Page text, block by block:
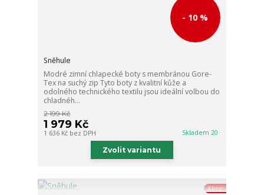
- 10 %
Sněhule
Modré zimní chlapecké boty s membránou Gore-
Tex na suchý zip Tyto boty z kvalitní kůže a
odolného technického textilu jsou ideální volbou do
chladnéh...
2 199 Kč
1 979 Kč
1 636 Kč bez DPH Skladem 20
Zvolit variantu
Akce